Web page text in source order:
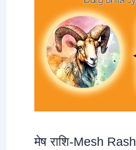
मेष राशि-Mesh